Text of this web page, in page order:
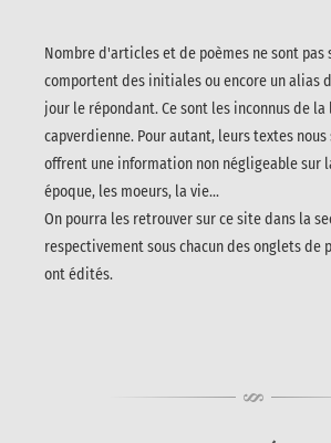
Nombre d'articles et de poèmes ne sont pas
comportent des initiales ou encore un alias
jour le répondant. Ce sont les inconnus de
capverdienne. Pour autant, leurs textes
offrent une information non négligeable sur
époque, les moeurs, la vie...
On pourra les retrouver sur ce site dans la
respectivement sous chacun des onglets de
ont édités.